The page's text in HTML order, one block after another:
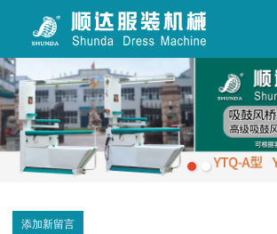
首页
公司介绍
产品展示
新闻动态
留言反馈
添加新留言